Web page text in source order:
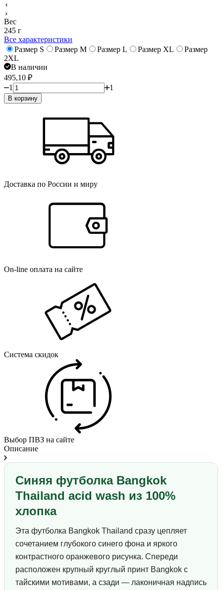
Вес
245 г
Все характеристики
Размер S
Размер M Размер L Размер XL
Размер
2XL
В наличии
495,10 ₽
1
1
В корзину
Доставка по России и миру
On-line оплата на сайте
Система скидок
Выбор ПВЗ на сайте
Описание
Синяя футболка Bangkok
Thailand acid wash из 100%
хлопка
Эта футболка Bangkok Thailand сразу цепляет
сочетанием глубокого синего фона и яркого
контрастного оранжевого рисунка. Спереди
расположен крупный круглый принт Bangkok с
тайскими мотивами, а сзади — лаконичная надпись